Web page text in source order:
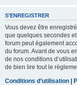
S’ENREGISTRER
Vous devez être
que quelques secondes
forum peut également
du forum. Avant de vous
de nos conditions
de bien lire tout le
Conditions d’utilisation |